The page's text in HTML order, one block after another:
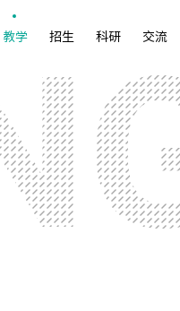
教学 招生 科研 交流